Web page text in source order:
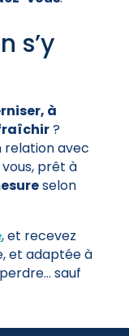
s’y
à
?
relation avec
prêt à
selon
, et recevez
et adaptée à
sauf